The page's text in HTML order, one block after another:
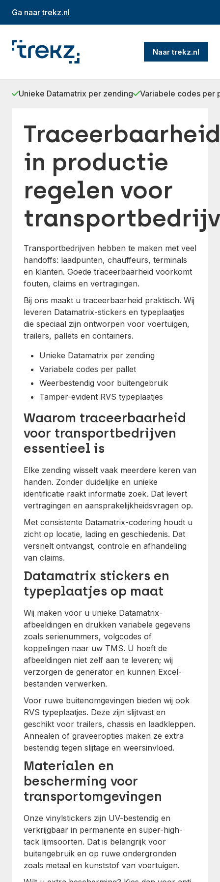
Ga naartrekz.nl
Naar trekz.nl
Unieke Datamatrix per zending Variabele codes per
Traceerbaarheid
in productie
regelen voor
Transportbedrijven hebben te maken met veel
handoffs: laadpunten, chauffeurs, terminals
en klanten. Goede traceerbaarheid voorkomt
fouten, claims en vertragingen.
Bij ons maakt u traceerbaarheid praktisch. Wij
leveren Datamatrix-stickers en typeplaatjes
die speciaal zijn ontworpen voor voertuigen,
trailers, pallets en containers.
Unieke Datamatrix per zending
Variabele codes per pallet
Weerbestendig voor buitengebruik
Tamper-evident RVS typeplaatjes
Waarom traceerbaarheid
voor transportbedrijven
essentieel is
Elke zending wisselt vaak meerdere keren van
handen. Zonder duidelijke en unieke
identificatie raakt informatie zoek. Dat levert
vertragingen en aansprakelijkheidsvragen op.
Met consistente Datamatrix-codering houdt u
zicht op locatie, lading en geschiedenis. Dat
versnelt ontvangst, controle en afhandeling
van claims.
Datamatrix stickers en
typeplaatjes op maat
Wij maken voor u unieke Datamatrix-
afbeeldingen en drukken variabele gegevens
zoals serienummers, volgcodes of
koppelingen naar uw TMS. U hoeft de
afbeeldingen niet zelf aan te leveren; wij
verzorgen de generator en kunnen Excel-
bestanden verwerken.
Voor ruwe buitenomgevingen bieden wij ook
RVS typeplaatjes. Deze zijn slijtvast en
geschikt voor trailers, chassis en laadkleppen.
Annealen of graveeropties maken ze extra
bestendig tegen slijtage en weersinvloed.
Materialen en
bescherming voor
transportomgevingen
Onze vinylstickers zijn UV-bestendig en
verkrijgbaar in permanente en super-high-
tack lijmsoorten. Dat is belangrijk voor
buitengebruik en op ruwe ondergronden
zoals metaal en kunststof van voertuigen.